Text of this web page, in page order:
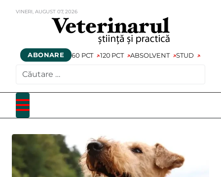
VINERI, AUGUST 07,2026
ABONARE 60 PCT 120 PCT ABSOLVENT STUD